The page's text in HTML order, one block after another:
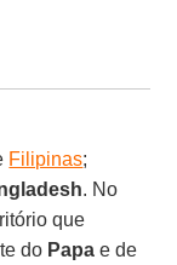
Filipinas;
. No
que
do Papa e de